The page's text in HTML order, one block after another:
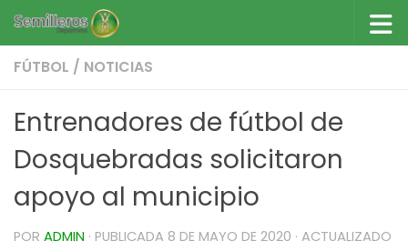
Saltar al contenido
FÚTBOL / NOTICIAS
Entrenadores de fútbol de
Dosquebradas solicitaron
apoyo al municipio
POR ADMIN · PUBLICADA 8 DE MAYO DE 2020 · ACTUALIZADO